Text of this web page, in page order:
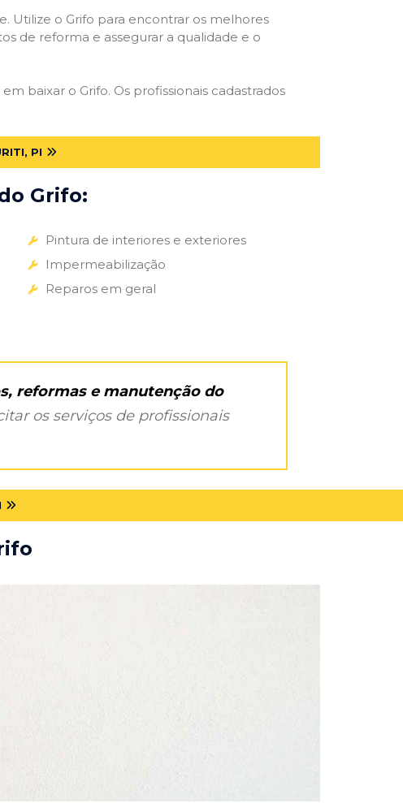
Utilize o Grifo para encontrar os melhores
de reforma e assegurar a qualidade e o
baixar o Grifo. Os profissionais cadastrados
PI
Grifo:
Pintura de interiores e exteriores
Impermeabilização
Reparos em geral
reformas e manutenção do
os serviços de profissionais